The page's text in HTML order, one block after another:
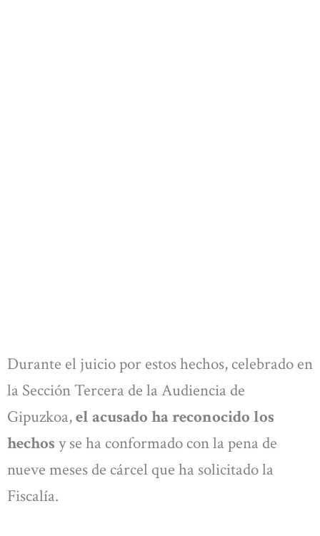
Durante el juicio por estos hechos, celebrado en
la Sección Tercera de la Audiencia de
Gipuzkoa,el acusado ha reconocido los
hechos y se ha conformado con la pena de
nueve meses de cárcel que ha solicitado la
Fiscalía.